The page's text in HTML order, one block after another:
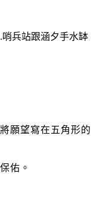
哨兵站跟涵夕手水缽
願望寫在五角形的
佑。